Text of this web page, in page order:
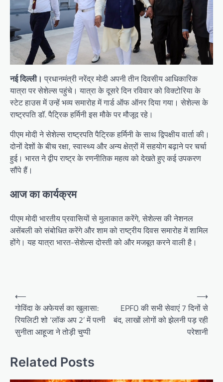
नई दिल्ली। प्रधानमंत्री नरेंद्र मोदी अपनी तीन दिवसीय आधिकारिक
यात्रा पर सेशेल्स पहुंचे। यात्रा के दूसरे दिन रविवार को विक्टोरिया के
स्टेट हाउस में उन्हें भव्य समारोह में गार्ड ऑफ ऑनर दिया गया। सेशेल्स के
राष्ट्रपति डॉ. पैट्रिक हर्मिनी इस मौके पर मौजूद रहे।
पीएम मोदी ने सेशेल्स राष्ट्रपति पैट्रिक हर्मिनी के साथ द्विपक्षीय वार्ता की।
दोनों देशों के बीच रक्षा, स्वास्थ्य और अन्य क्षेत्रों में सहयोग बढ़ाने पर चर्चा
हुई। भारत ने द्वीप राष्ट्र के रणनीतिक महत्व को देखते हुए कई उपकरण
सौंपे हैं।
आज का कार्यक्रम
पीएम मोदी भारतीय प्रवासियों से मुलाकात करेंगे, सेशेल्स की नेशनल
असेंबली को संबोधित करेंगे और शाम को राष्ट्रीय दिवस समारोह में शामिल
होंगे। यह यात्रा भारत-सेशेल्स दोस्ती को और मजबूत करने वाली है।
Post
navigation
⟵
गोविंदा के अफेयर्स का खुलासा:
रियलिटी शो ‘लॉक अप 2’ में पत्नी
सुनीता आहूजा ने तोड़ी चुप्पी
EPFO की सभी सेवाएं 7 दिनों से
बंद, लाखों लोगों को झेलनी पड़ रही
परेशानी
⟶
Related Posts